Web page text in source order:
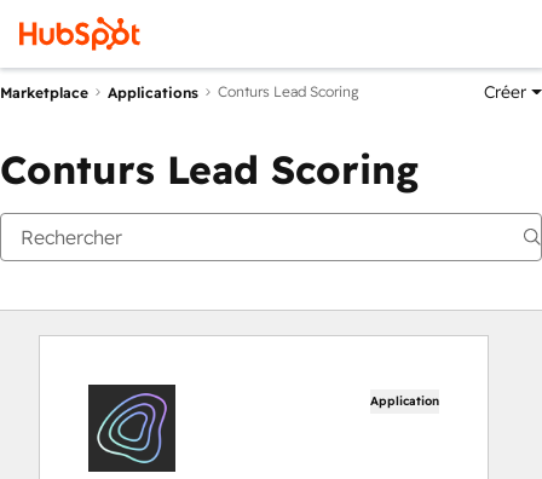
Marketplace Applications Conturs Lead Scoring Créer
Conturs Lead Scoring
Application